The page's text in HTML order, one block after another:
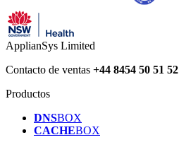
ApplianSys Limited
Contacto de ventas +44 8454 50 51 52
Productos
DNSBOX
CACHEBOX